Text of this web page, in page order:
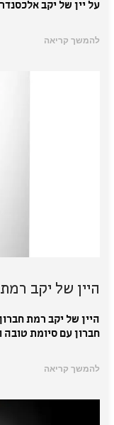
על יין של יקב אלכסנדר
להמשך קריאה
היין של יקב
היין של יקב רמת
חברון עם סיומת טובה
להמשך קריאה